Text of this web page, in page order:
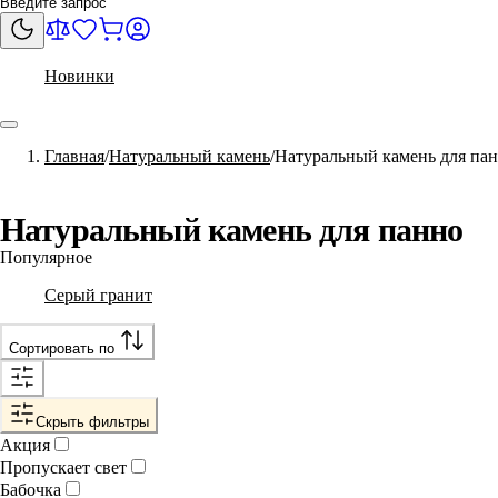
Новинки
Главная Натуральный камень Натуральный камень для
Натуральный камень для панно
Популярное
Серый гранит
Сортировать по
Скрыть фильтры
Акция
Пропускает свет
Бабочка